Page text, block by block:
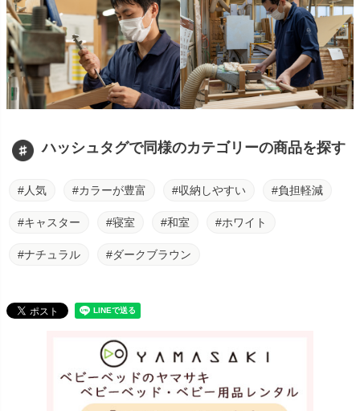
ハッシュタグで同様のカテゴリーの商品を探す
#人気 #カラーが豊富 #収納しやすい #負担軽減
#キャスター #寝室 #和室 #ホワイト
#ナチュラル #ダークブラウン